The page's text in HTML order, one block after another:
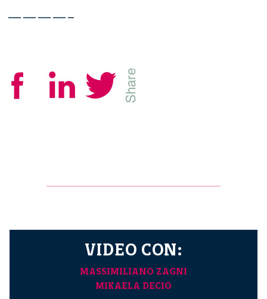
————–
VIDEO CON:
MASSIMILIANO ZAGNI
MIKAELA DECIO